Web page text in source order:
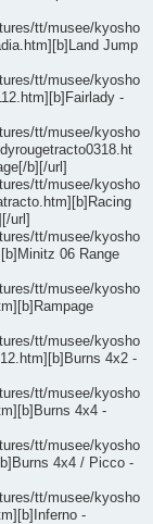
tt/musee/kyosho
Jump
tt/musee/kyosho
-
tt/musee/kyosho
b][/url]
tt/musee/kyosho
url]
tt/musee/kyosho
06 Range
tt/musee/kyosho
tt/musee/kyosho
4x2 -
tt/musee/kyosho
4x4 -
tt/musee/kyosho
4x4 / Picco -
tt/musee/kyosho
-